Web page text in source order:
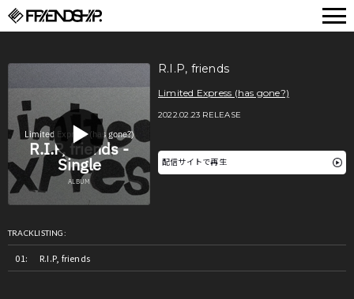
R.I.P, friends
Limited Express (has gone?)
2022.02.23 RELEASE
配信サイトで再生
TRACKLISTING:
R.I.P, friends